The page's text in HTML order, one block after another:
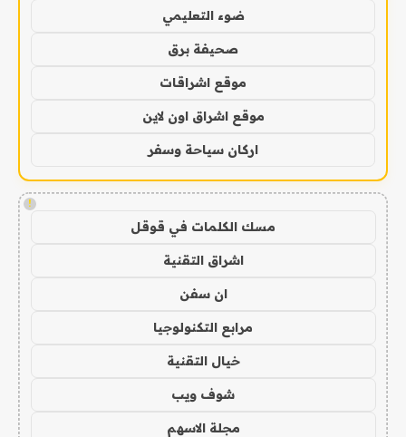
ضوء التعليمي
صحيفة برق
موقع اشراقات
موقع اشراق اون لاين
اركان سياحة وسفر
!
مسك الكلمات في قوقل
اشراق التقنية
ان سفن
مرابع التكنولوجيا
خيال التقنية
شوف ويب
مجلة الاسهم